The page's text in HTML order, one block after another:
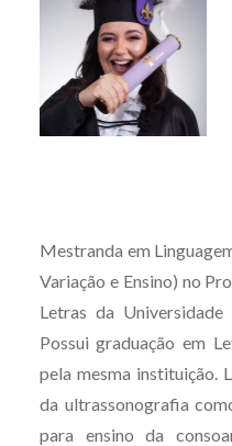
Mestranda em
Variação e Ensino) no
Letras da
Possui graduação em
pela mesma instituição.
da ultrassonografia
para ensino da